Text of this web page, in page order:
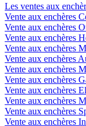
Les ventes aux
Vente aux enchères
Vente aux enchères
Vente aux enchères
Vente aux enchères
Vente aux enchères
Vente aux enchères
Vente aux enchères
Vente aux enchères
Vente aux enchères
Vente aux enchères
Vente aux enchères